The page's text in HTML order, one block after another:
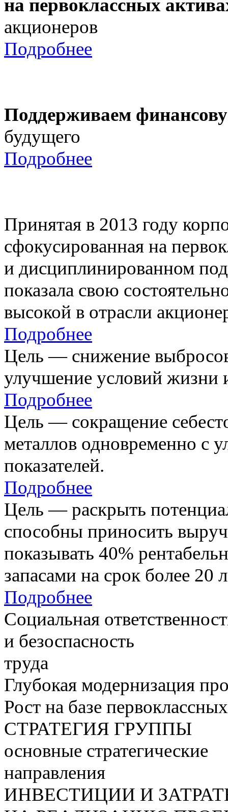
на первоклассных
акционеров
Подробнее
Поддерживаем
будущего
Подробнее
Принятая в 2013 году
сфокусированная на
и дисциплинированном
показала свою
высокой в отрасли
Подробнее
Цель — снижение
улучшение условий жизни
Подробнее
Цель — сокращение
металлов одновременно с
показателей.
Подробнее
Цель — раскрыть
способны приносить
показывать 40%
запасами на срок более 20
Подробнее
Социальная
и безоспасность
труда
Глубокая модернизация
Рост на базе
СТРАТЕГИЯ ГРУППЫ
основные стратегические
направления
ИНВЕСТИЦИИ И